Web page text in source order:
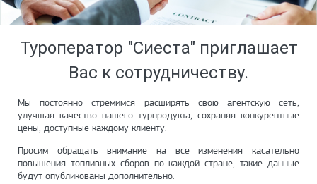
Туроператор "Сиеста" приглашает
Вас к сотрудничеству.
Мы постоянно стремимся расширять свою агентскую сеть,
улучшая качество нашего турпродукта, сохраняя конкурентные
цены, доступные каждому клиенту.
Просим обращать внимание на все изменения касательно
повышения топливных сборов по каждой стране, такие данные
будут опубликованы дополнительно.